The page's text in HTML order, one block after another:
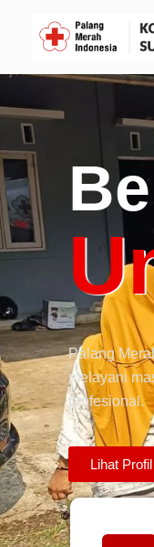
Palang
melayani
profesional.
Lihat Profil